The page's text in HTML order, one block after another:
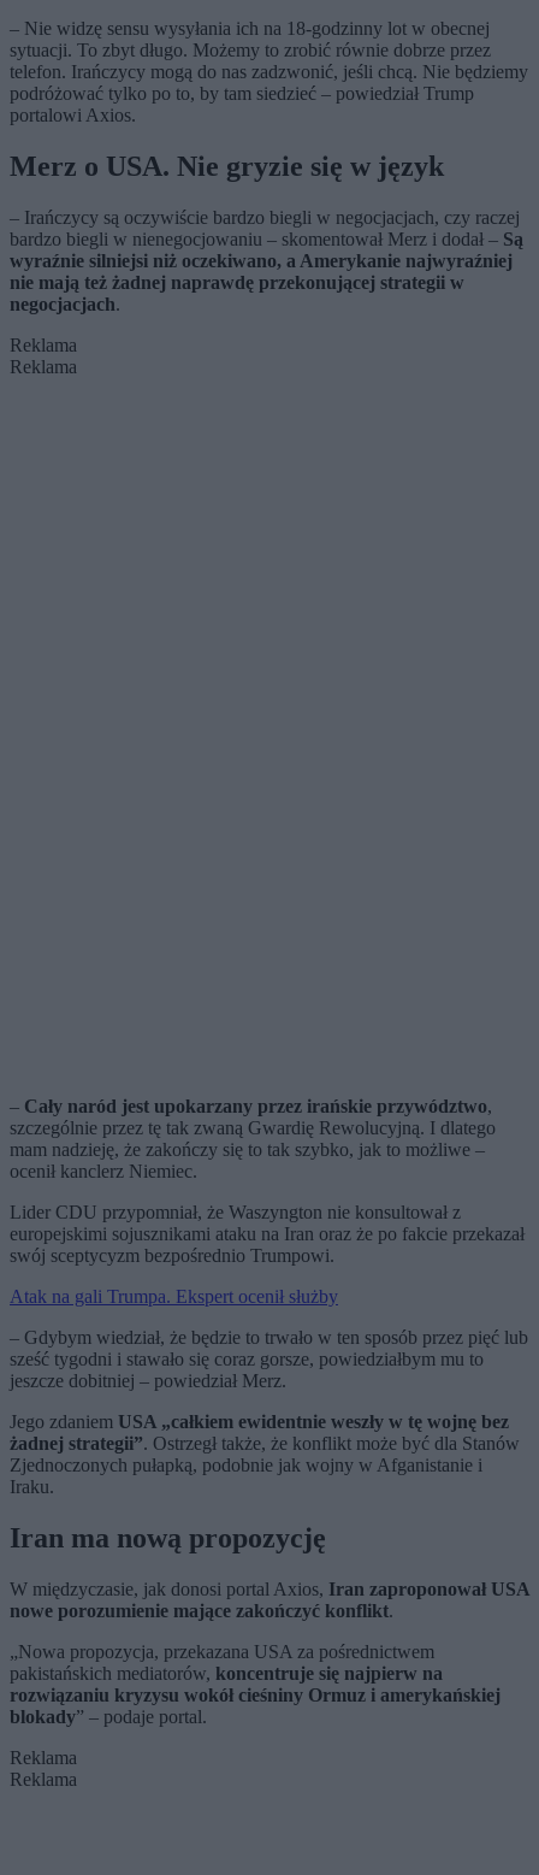
– Nie widzę sensu wysyłania ich na 18-godzinny lot w obecnej
sytuacji. To zbyt długo. Możemy to zrobić równie dobrze przez
telefon. Irańczycy mogą do nas zadzwonić, jeśli chcą. Nie będziemy
podróżować tylko po to, by tam siedzieć – powiedział Trump
portalowi Axios.
Merz o USA. Nie gryzie się w język
– Irańczycy są oczywiście bardzo biegli w negocjacjach, czy raczej
bardzo biegli w nienegocjowaniu – skomentował Merz i dodał – Są
wyraźnie silniejsi niż oczekiwano, a Amerykanie najwyraźniej
nie mają też żadnej naprawdę przekonującej strategii w
negocjacjach.
Reklama
Reklama
– Cały naród jest upokarzany przez irańskie przywództwo,
szczególnie przez tę tak zwaną Gwardię Rewolucyjną. I dlatego
mam nadzieję, że zakończy się to tak szybko, jak to możliwe –
ocenił kanclerz Niemiec.
Lider CDU przypomniał, że Waszyngton nie konsultował z
europejskimi sojusznikami ataku na Iran oraz że po fakcie przekazał
swój sceptycyzm bezpośrednio Trumpowi.
Atak na gali Trumpa. Ekspert ocenił służby
– Gdybym wiedział, że będzie to trwało w ten sposób przez pięć lub
sześć tygodni i stawało się coraz gorsze, powiedziałbym mu to
jeszcze dobitniej – powiedział Merz.
Jego zdaniem USA „całkiem ewidentnie weszły w tę wojnę bez
żadnej strategii”. Ostrzegł także, że konflikt może być dla Stanów
Zjednoczonych pułapką, podobnie jak wojny w Afganistanie i
Iraku.
Iran ma nową propozycję
W międzyczasie, jak donosi portal Axios, Iran zaproponował USA
nowe porozumienie mające zakończyć konflikt.
„Nowa propozycja, przekazana USA za pośrednictwem
pakistańskich mediatorów, koncentruje się najpierw na
rozwiązaniu kryzysu wokół cieśniny Ormuz i amerykańskiej
blokady” – podaje portal.
Reklama
Reklama